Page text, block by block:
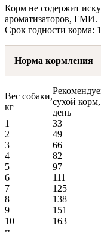
Корм не содержит
ароматизаторов, ГМИ.
Срок годности корма:
Норма кормления
Вес собаки,
кг
сухой
день
1
33
2
49
3
66
4
82
5
97
6
111
7
125
8
138
9
151
10
163